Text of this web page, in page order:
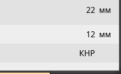
22 мм
12 мм
КНР